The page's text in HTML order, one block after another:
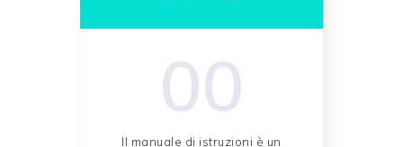
00
Il manuale di istruzioni è un